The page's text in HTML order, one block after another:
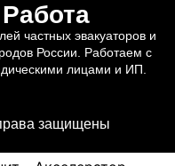
частных эвакуаторов и
России. Работаем с
лицами и ИП.
защищены